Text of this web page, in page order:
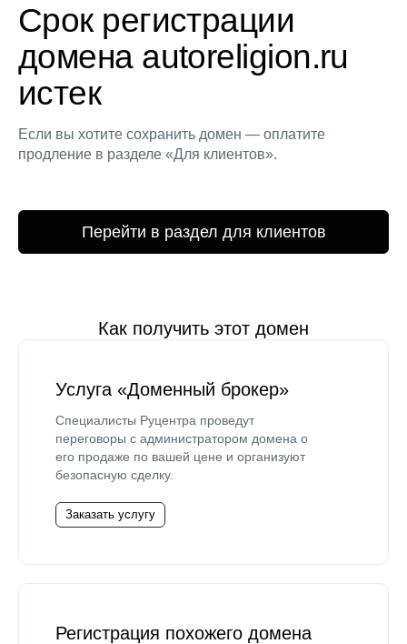
Срок регистрации
домена autoreligion.ru
истек
Если вы хотите сохранить домен — оплатите
продление в разделе «Для клиентов».
Перейти в раздел для клиентов
Как получить этот домен
Услуга «Доменный брокер»
Специалисты Руцентра проведут
переговоры с администратором домена о
его продаже по вашей цене и организуют
безопасную сделку.
Заказать услугу
Регистрация похожего домена